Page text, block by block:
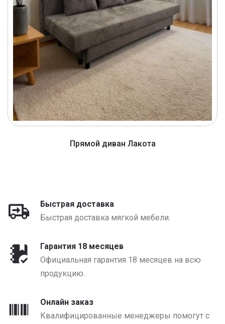
Прямой диван Лакота
Быстрая доставка
Быстрая доставка мягкой мебели.
Гарантия 18 месяцев
Официальная гарантия 18 месяцев на всю
продукцию.
Онлайн заказ
Квалифицированные менеджеры помогут с